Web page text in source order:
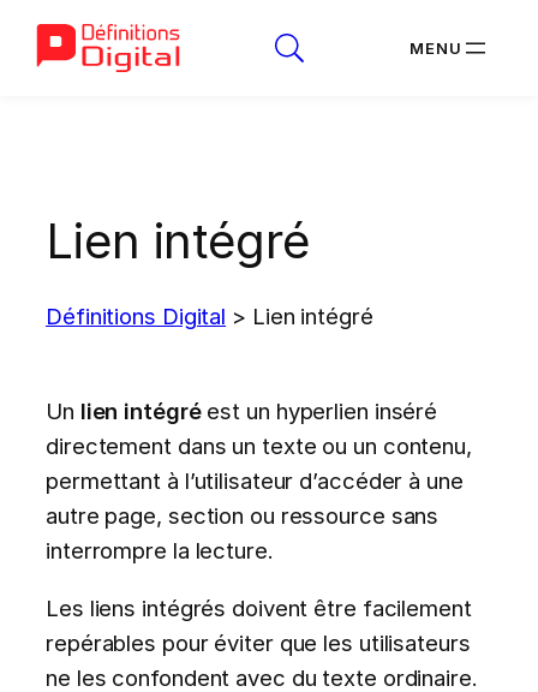
Lien intégré
Définitions Digital > Lien intégré
Un lien intégré est un hyperlien inséré
directement dans un texte ou un contenu,
permettant à l’utilisateur d’accéder à une
autre page, section ou ressource sans
interrompre la lecture.
Les liens intégrés doivent être facilement
repérables pour éviter que les utilisateurs
ne les confondent avec du texte ordinaire.